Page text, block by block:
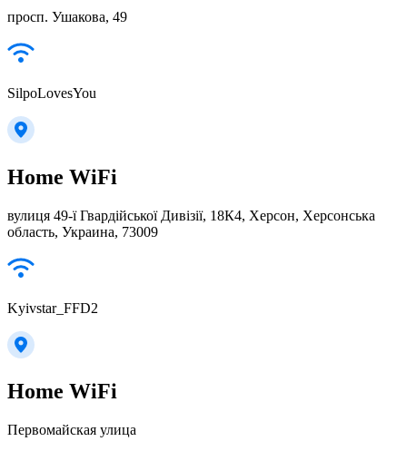
просп. Ушакова, 49
SilpoLovesYou
Home WiFi
вулиця 49-ї Гвардійської Дивізії, 18К4, Херсон, Херсонська
область, Украина, 73009
Kyivstar_FFD2
Home WiFi
Первомайская улица